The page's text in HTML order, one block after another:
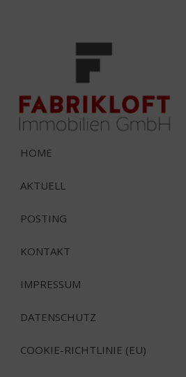
HOME
AKTUELL
POSTING
KONTAKT
IMPRESSUM
DATENSCHUTZ
COOKIE-RICHTLINIE (EU)